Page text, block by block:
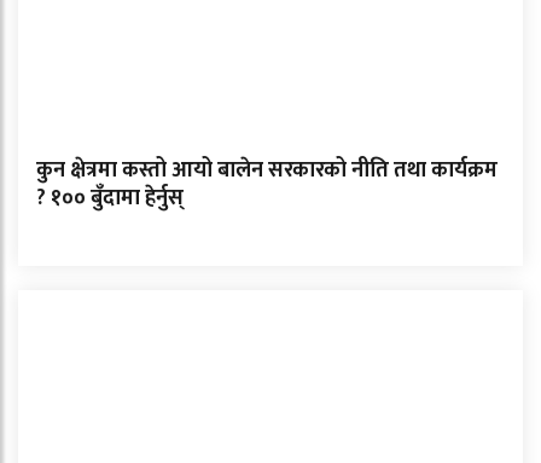
कुन क्षेत्रमा कस्तो आयो बालेन सरकारको नीति तथा कार्यक्रम
? १०० बुँदामा हेर्नुस्